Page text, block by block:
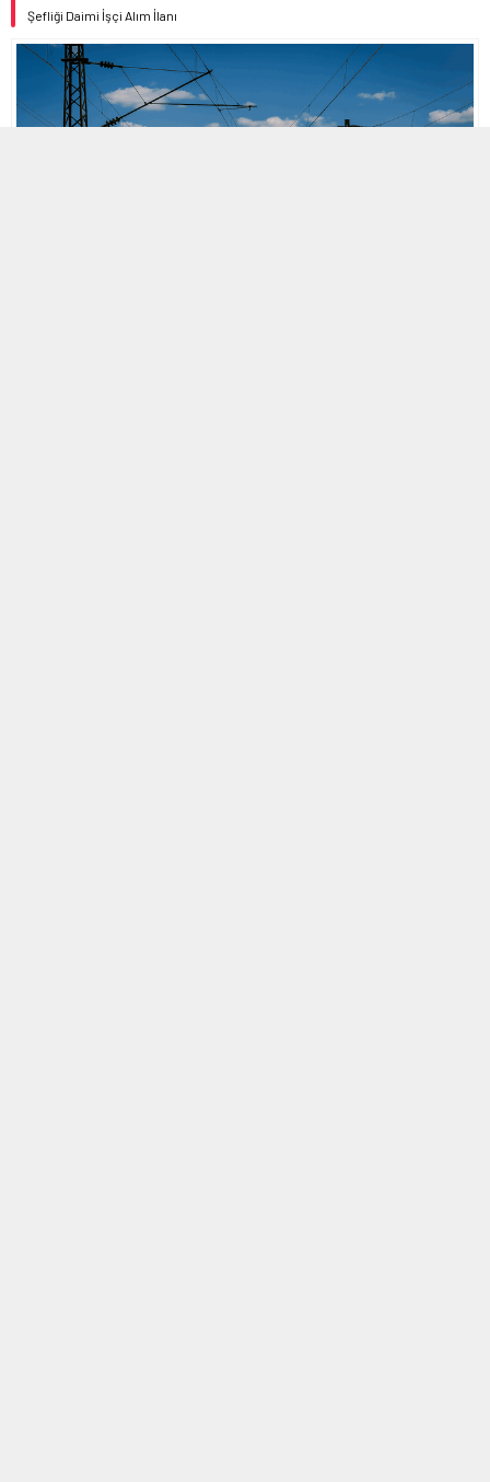
Şefliği Daimi İşçi Alım İlanı